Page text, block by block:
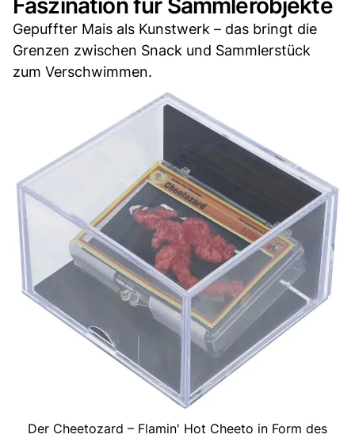
Faszination für Sammlerobjekte
Gepuffter Mais als Kunstwerk – das bringt die
Grenzen zwischen Snack und Sammlerstück
zum Verschwimmen.
Der Cheetozard – Flamin' Hot Cheeto in Form des